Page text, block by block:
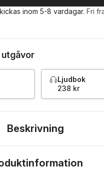
inom 5-8 vardagar. Fri
Ljudbok
238 kr
Beskrivning